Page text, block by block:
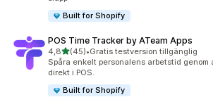
Built for Shopify
POS Time Tracker by ATeam Apps
4,8av 5 stjärnor
(45)
45 recensioner totalt
•Gratis testversion tillgänglig
Spåra enkelt personalens arbetstid genom
direkt i POS.
Built for Shopify